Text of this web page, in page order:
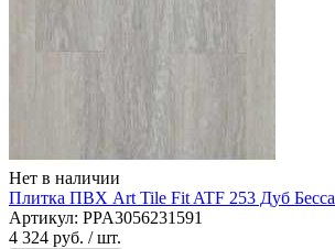
Нет в наличии
Плитка ПВХ Art Tile Fit ATF 253 Дуб Бесса
Артикул: PPA3056231591
4 324 руб. / шт.